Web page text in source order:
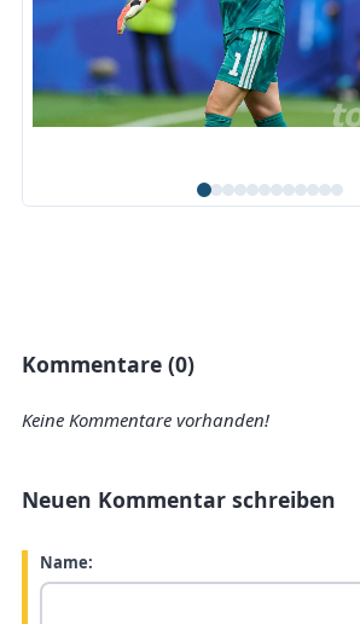
Kommentare (0)
Keine Kommentare vorhanden!
Neuen Kommentar schreiben
Name: